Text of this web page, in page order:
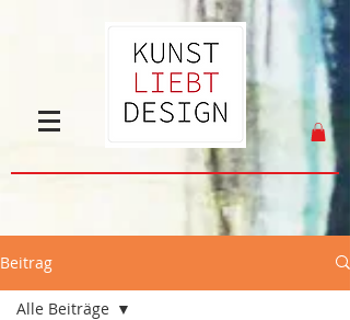
Beitrag
Alle Beiträge